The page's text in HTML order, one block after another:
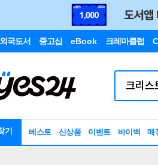
외국도서 중고샵 eBook 크레마클럽
기 베스트 신상품 이벤트 바이백 매